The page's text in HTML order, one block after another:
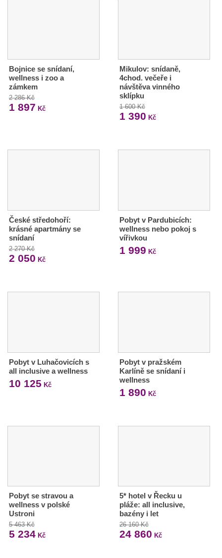
Bojnice se snídaní,
wellness i zoo a
zámkem
2 286 Kč
1 897 Kč
Mikulov: snídaně,
4chod. večeře i
návštěva vinného
sklípku
1 600 Kč
1 390 Kč
České středohoří:
krásné apartmány se
snídaní
2 270 Kč
2 050 Kč
Pobyt v Pardubicích:
wellness nebo pokoj s
vířivkou
1 999 Kč
Pobyt v Luhačovicích s
all inclusive a wellness
10 125 Kč
Pobyt v pražském
Karlíně se snídaní i
wellness
1 890 Kč
Pobyt se stravou a
wellness v polské
Ustroni
5 463 Kč
5 234 Kč
5* hotel v Řecku u
pláže: all inclusive,
bazény i let
26 160 Kč
24 860 Kč